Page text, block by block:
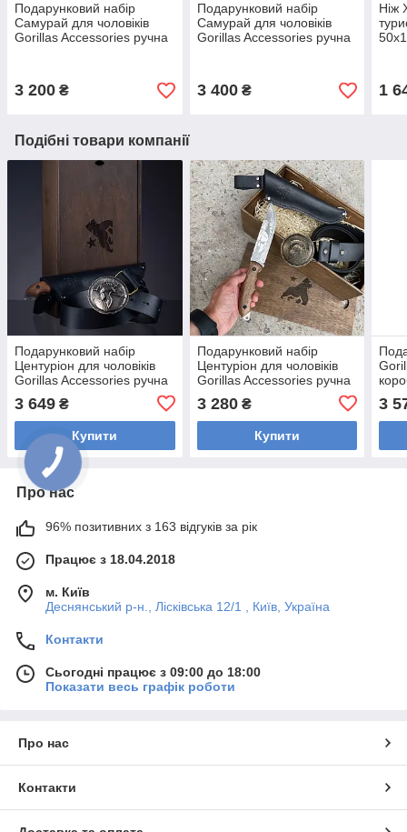
Подарунковий набір
Самурай для чоловіків
Gorillas Accessories ручна
3 200 ₴
Подарунковий набір
Самурай для чоловіків
Gorillas Accessories ручна
3 400₴
Ніж
1
Подібні товари компанії
Подарунковий набір
Центуріон для чоловіків
Gorillas Accessories ручна
робота Нейзильбер bb94
3 649 ₴
Купити
Подарунковий набір
Центуріон для чоловіків
Gorillas Accessories ручна
3 280₴
Купити
3
Про нас
96% позитивних з 163 відгуків за рік
Працює з 18.04.2018
м. Київ
Деснянський р-н., Лісківська 12/1 , Київ, Україна
Контакти
Сьогодні працює з 09:00 до 18:00
Показати весь графік роботи
Про нас
Контакти